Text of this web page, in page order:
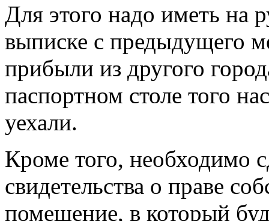
Для этого надо иметь на
выписке с предыдущего
прибыли из другого
паспортном столе того
уехали.
Кроме того, необходимо
свидетельства о праве
помещение, в который